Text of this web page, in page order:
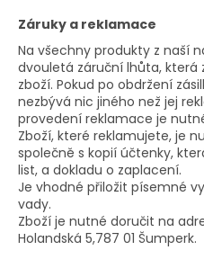
Záruky a reklamace
Na všechny produkty z naší
dvouletá záruční lhůta,
zboží. Pokud po obdržení
nezbývá nic jiného než jej
provedení reklamace je
Zboží, které reklamujete, je
společně s kopií účtenky,
list, a dokladu o zaplacení.
Je vhodné přiložit písemné
vady.
Zboží je nutné doručit na
Holandská 5,787 01 Šumperk.